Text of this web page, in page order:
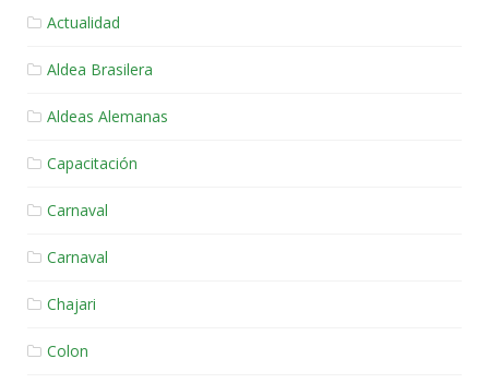
Actualidad
Aldea Brasilera
Aldeas Alemanas
Capacitación
Carnaval
Carnaval
Chajari
Colon